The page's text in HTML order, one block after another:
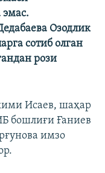
эмас.
Озодлик
сотиб олган
рози
Исаев, шаҳар
бошлиғи Ғаниев
имзо